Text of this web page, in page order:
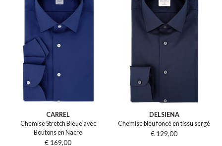
CARREL
Chemise Stretch Bleue avec
Boutons en Nacre
€ 169,00
DELSIENA
Chemise bleu foncé en tissu sergé
€ 129,00